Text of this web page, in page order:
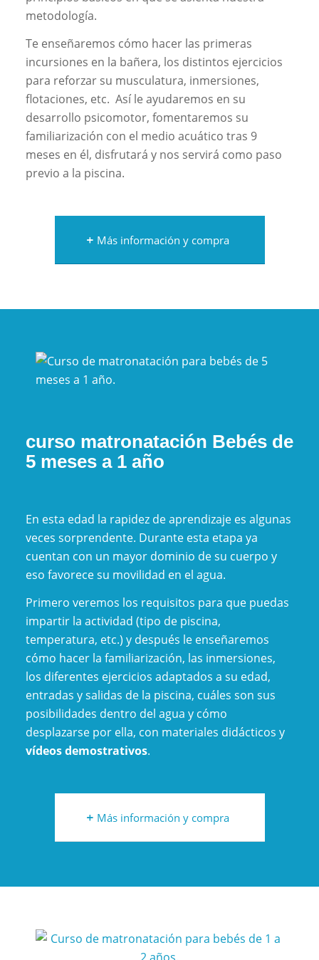
metodología.
Te enseñaremos cómo hacer las primeras
incursiones en la bañera, los distintos ejercicios
para reforzar su musculatura, inmersiones,
flotaciones, etc. Así le ayudaremos en su
desarrollo psicomotor, fomentaremos su
familiarización con el medio acuático tras 9
meses en él, disfrutará y nos servirá como paso
previo a la piscina.
Más información y compra
curso matronatación Bebés de
5 meses a 1 año
En esta edad la rapidez de aprendizaje es algunas
veces sorprendente. Durante esta etapa ya
cuentan con un mayor dominio de su cuerpo y
eso favorece su movilidad en el agua.
Primero veremos los requisitos para que puedas
impartir la actividad (tipo de piscina,
temperatura, etc.) y después le enseñaremos
cómo hacer la familiarización, las inmersiones,
los diferentes ejercicios adaptados a su edad,
entradas y salidas de la piscina, cuáles son sus
posibilidades dentro del agua y cómo
desplazarse por ella, con materiales didácticos y
vídeos demostrativos.
Más información y compra